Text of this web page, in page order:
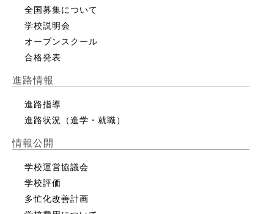
全国募集について
学校説明会
オープンスクール
合格発表
進路情報
進路指導
進路状況（進学・就職）
情報公開
学校運営協議会
学校評価
多忙化改善計画